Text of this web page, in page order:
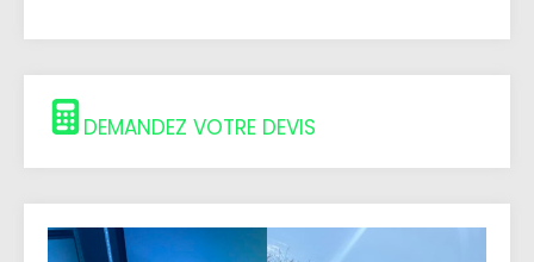
DEMANDEZ VOTRE DEVIS